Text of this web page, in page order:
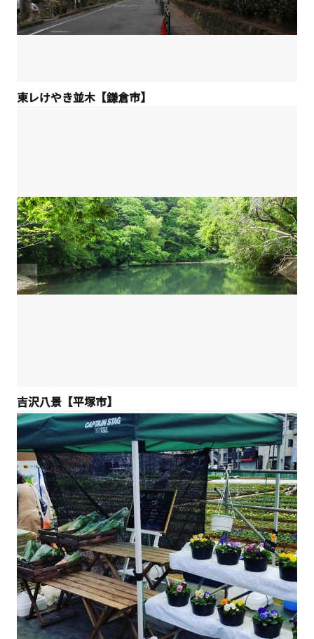
東レけやき並木【鎌倉市】
吉沢八景【平塚市】